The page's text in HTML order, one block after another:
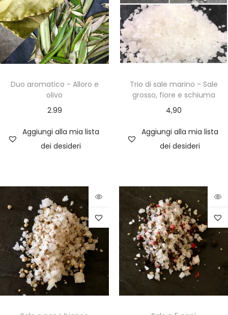
Duo aromatico - Alloro e
olivo
2.99
Aggiungi alla mia lista
dei desideri
Trio di sale marino - Sale
grosso, fiore e schiuma
4,90
Aggiungi alla mia lista
dei desideri